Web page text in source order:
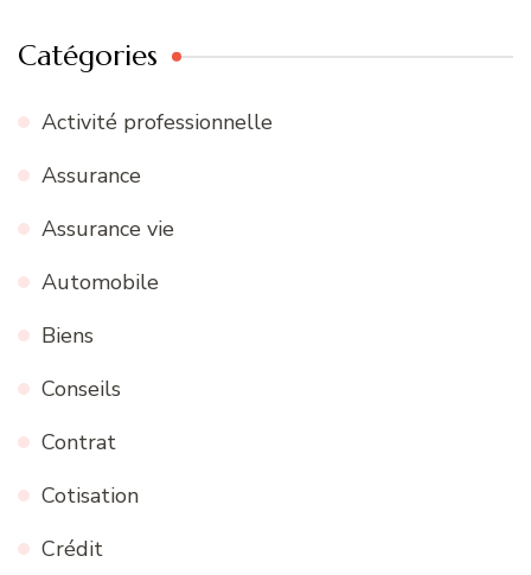
Catégories
Activité professionnelle
Assurance
Assurance vie
Automobile
Biens
Conseils
Contrat
Cotisation
Crédit